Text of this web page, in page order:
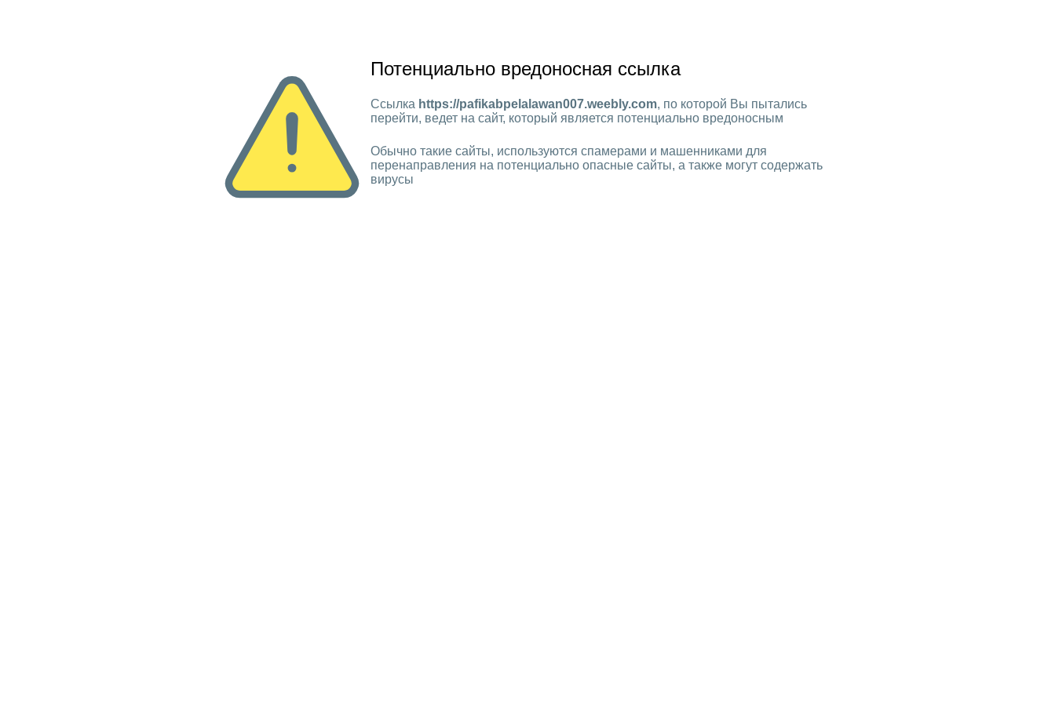
Потенциально вредоносная ссылка
Ссылка https://pafikabpelalawan007.weebly.com, по которой Вы пытались
перейти, ведет на сайт, который является потенциально вредоносным
Обычно такие сайты, используются спамерами и машенниками для
перенаправления на потенциально опасные сайты, а также могут содержать
вирусы